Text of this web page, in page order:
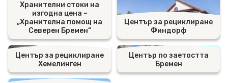
Хранителни стоки на
изгодна цена –
„Хранителна помощ на
Северен Бремен“
Център за рециклиране
Финдорф
Център за рециклиране
Хемелинген
Център по заетостта
Бремен